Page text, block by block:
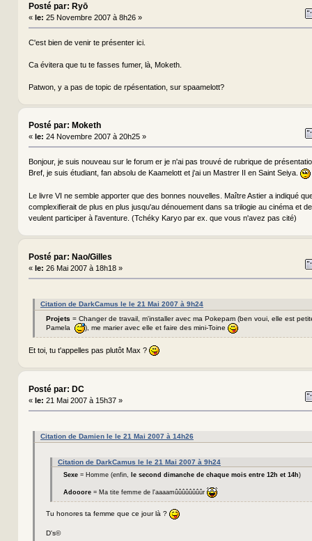
Posté par: Ryō
« le: 25 Novembre 2007 à 8h26 »
C'est bien de venir te présenter ici.
Ca évitera que tu te fasses fumer, là, Moketh.
Patwon, y a pas de topic de rpésentation, sur spaamelott?
Posté par: Moketh
« le: 24 Novembre 2007 à 20h25 »
Bonjour, je suis nouveau sur le forum er je n'ai pas trouvé de rubrique de
Bref, je suis étudiant, fan absolu de Kaamelott et j'ai un Mastrer II en Saint Seiya.
Le livre VI ne semble apporter que des bonnes nouvelles. Maître Astier a indiqué
complexifierait de plus en plus jusqu'au dénouement dans sa trilogie au cinéma et
veulent participer à l'aventure. (Tchéky Karyo par ex. que vous n'avez pas cité)
Posté par: Nao/Gilles
« le: 26 Mai 2007 à 18h18 »
Citation de DarkCamus le le 21 Mai 2007 à 9h24
Projets = Changer de travail, m'installer avec ma Pokepam (ben voui, elle est
Pamela
), me marier avec elle et faire des mini-Toine
Et toi, tu t'appelles pas plutôt Max ?
Posté par: DC
« le: 21 Mai 2007 à 15h37 »
Citation de Damien le le 21 Mai 2007 à 14h26
Citation de DarkCamus le le 21 Mai 2007 à 9h24
Sexe= Homme (enfin, le second dimanche de chaque mois entre 12h et 14h)
Adooore= Ma tite femme de l'aaaamûûûûûûûûr
Tu honores ta femme que ce jour là ?
D's©